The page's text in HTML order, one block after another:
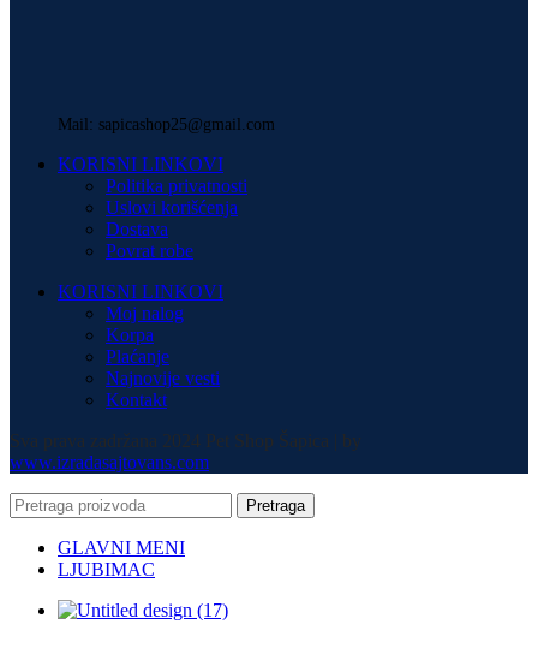
Mail: sapicashop25@gmail.com
KORISNI LINKOVI
Politika privatnosti
Uslovi korišćenja
Dostava
Povrat robe
KORISNI LINKOVI
Moj nalog
Korpa
Plaćanje
Najnovije vesti
Kontakt
Sva prava zadržana 2024 Pet Shop Šapica | by
www.izradasajtovans.com
Pretraga
GLAVNI MENI
LJUBIMAC